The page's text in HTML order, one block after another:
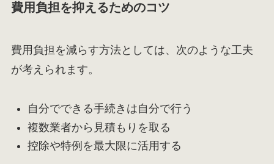
費用負担を抑えるためのコツ
費用負担を減らす方法としては、次のような工夫
が考えられます。
自分でできる手続きは自分で行う
複数業者から見積もりを取る
控除や特例を最大限に活用する